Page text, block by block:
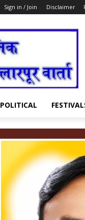
Sign in / Join Disclaimer
POLITICAL